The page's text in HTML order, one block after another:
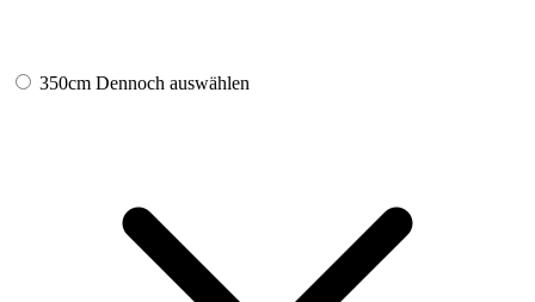
350cm Dennoch auswählen